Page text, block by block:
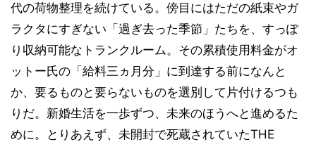
代の荷物整理を続けている。傍目にはただの紙束やガ
ラクタにすぎない「過ぎ去った季節」たちを、すっぽ
り収納可能なトランクルーム。その累積使用料金がオ
ットー氏の「給料三ヵ月分」に到達する前になんと
か、要るものと要らないものを選別して片付けるつも
りだ。新婚生活を一歩ずつ、未来のほうへと進めるた
めに。とりあえず、未開封で死蔵されていたTHE